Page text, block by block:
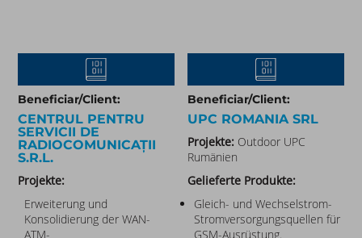
Beneficiar/Client:
CENTRUL PENTRU
SERVICII DE
RADIOCOMUNICAȚII
S.R.L.
Projekte:
Erweiterung und
Konsolidierung der WAN-
ATM-
Beneficiar/Client:
UPC ROMANIA SRL​
Projekte: Outdoor UPC
Rumänien
Gelieferte Produkte:
Gleich- und Wechselstrom-
Stromversorgungsquellen für
GSM-Ausrüstung.